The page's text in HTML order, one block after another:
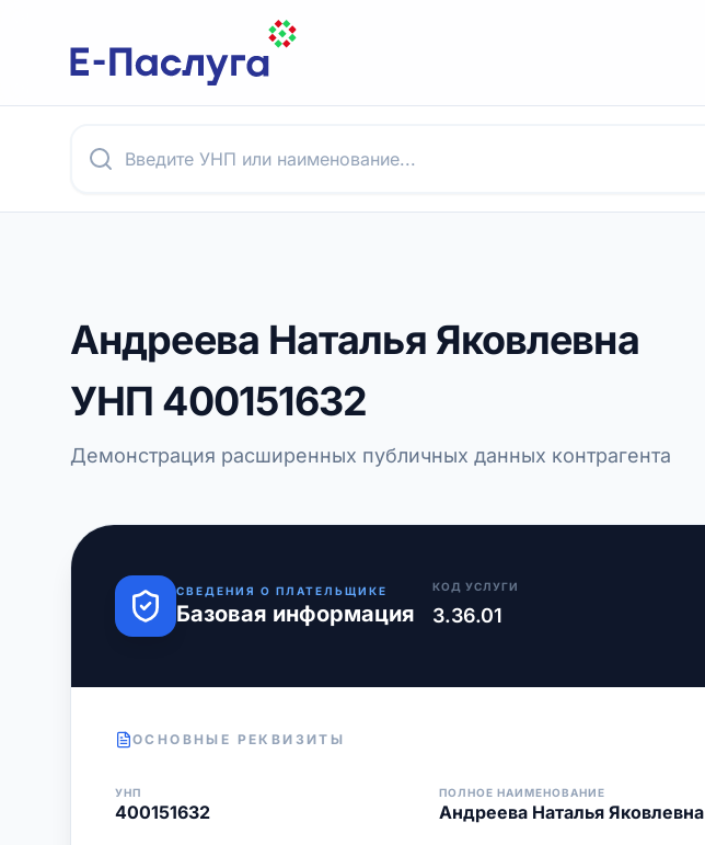
Андреева Наталья Яковлевна
УНП 400151632
Демонстрация расширенных публичных данных контрагента
СВЕДЕНИЯ О ПЛАТЕЛЬЩИКЕ
Базовая информация
КОД УСЛУГИ
3.36.01
ОСНОВНЫЕ РЕКВИЗИТЫ
УНП
400151632
ПОЛНОЕ НАИМЕНОВАНИЕ
Андреева Наталья Яковлевна